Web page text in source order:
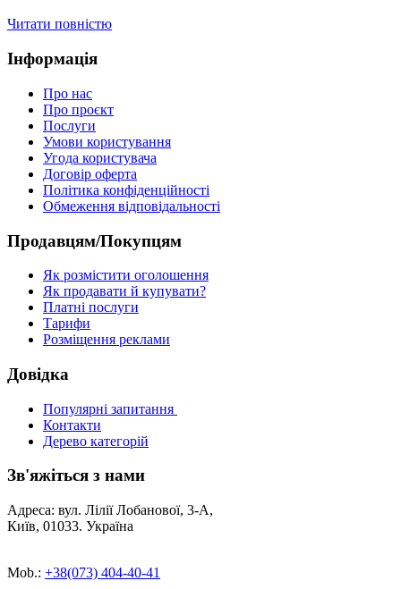
Читати повністю
Інформація
Про нас
Про проєкт
Послуги
Умови користування
Угода користувача
Договір оферта
Політика конфіденційності
Обмеження відповідальності
Продавцям/Покупцям
Як розмістити оголошення
Як продавати й купувати?
Платні послуги
Тарифи
Розміщення реклами
Довідка
Популярні запитання
Контакти
Дерево категорій
Зв'яжіться з нами
Адреса: вул. Лілії Лобанової, 3-А,
Київ, 01033. Україна
Mob.: +38(073) 404-40-41